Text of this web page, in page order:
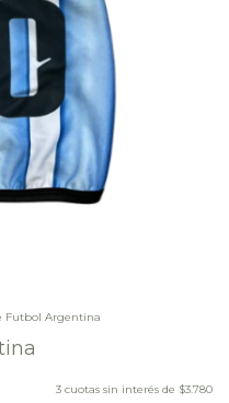
Futbol Argentina
3 cuotas sin interés de $3.780